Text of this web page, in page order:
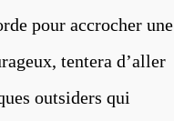
pour accrocher une
tentera d’aller
outsiders qui